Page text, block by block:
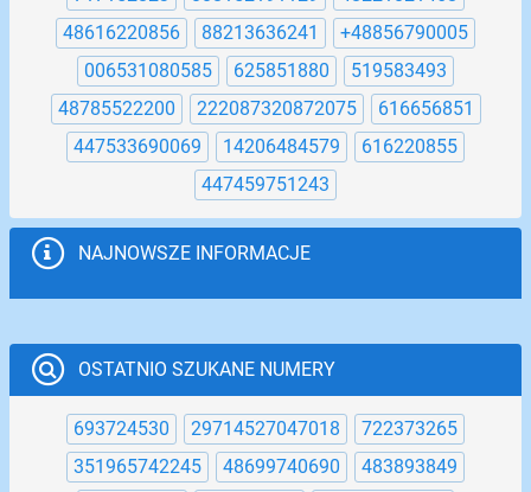
48616220856
88213636241
+48856790005
006531080585
625851880
519583493
48785522200
222087320872075
616656851
447533690069
14206484579
616220855
447459751243
NAJNOWSZE INFORMACJE
OSTATNIO SZUKANE NUMERY
693724530 29714527047018
722373265
351965742245
48699740690
483893849